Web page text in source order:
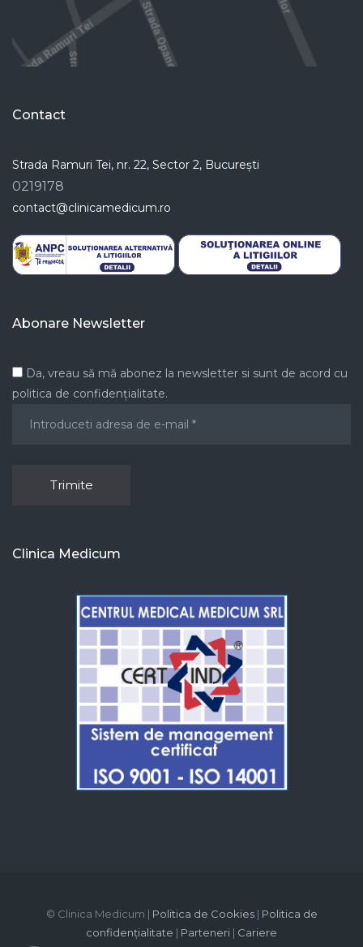
Contact
Strada Ramuri Tei, nr. 22, Sector 2, București
0219178
contact@clinicamedicum.ro
Abonare Newsletter
Da, vreau să mă abonez la newsletter si sunt de acord cu
politica de confidențialitate.
Clinica Medicum
© Clinica Medicum | Politica de Cookies| Politica de
confidențialitate | Parteneri | Cariere